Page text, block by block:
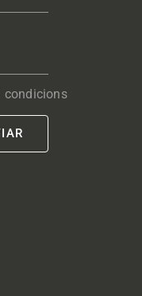
condicions